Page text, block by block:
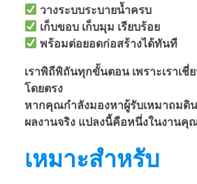
ส
า
ย
ไ
ห
วางระบบระบายน้ำครบ
เก็บขอบ เก็บมุม เรียบร้อย
พร้อมต่อยอดก่อสร้างได้ทันที
เราพิถีพิถันทุกขั้นตอน เพราะเราเ
โดยตรง
หากคุณกำลังมองหาผู้รับเหมาถมดิ
ผลงานจริง แปลงนี้คือหนึ่งในงานคุ
เหมาะสำหรับ